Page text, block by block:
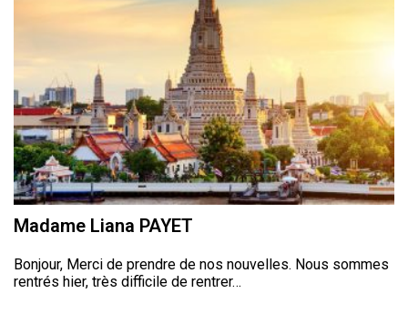
Madame Liana PAYET
Bonjour, Merci de prendre de nos nouvelles. Nous sommes
rentrés hier, très difficile de rentrer…